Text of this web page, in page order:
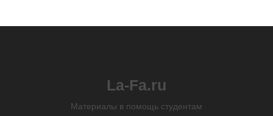
La-Fa.ru
Материалы в помощь студентам